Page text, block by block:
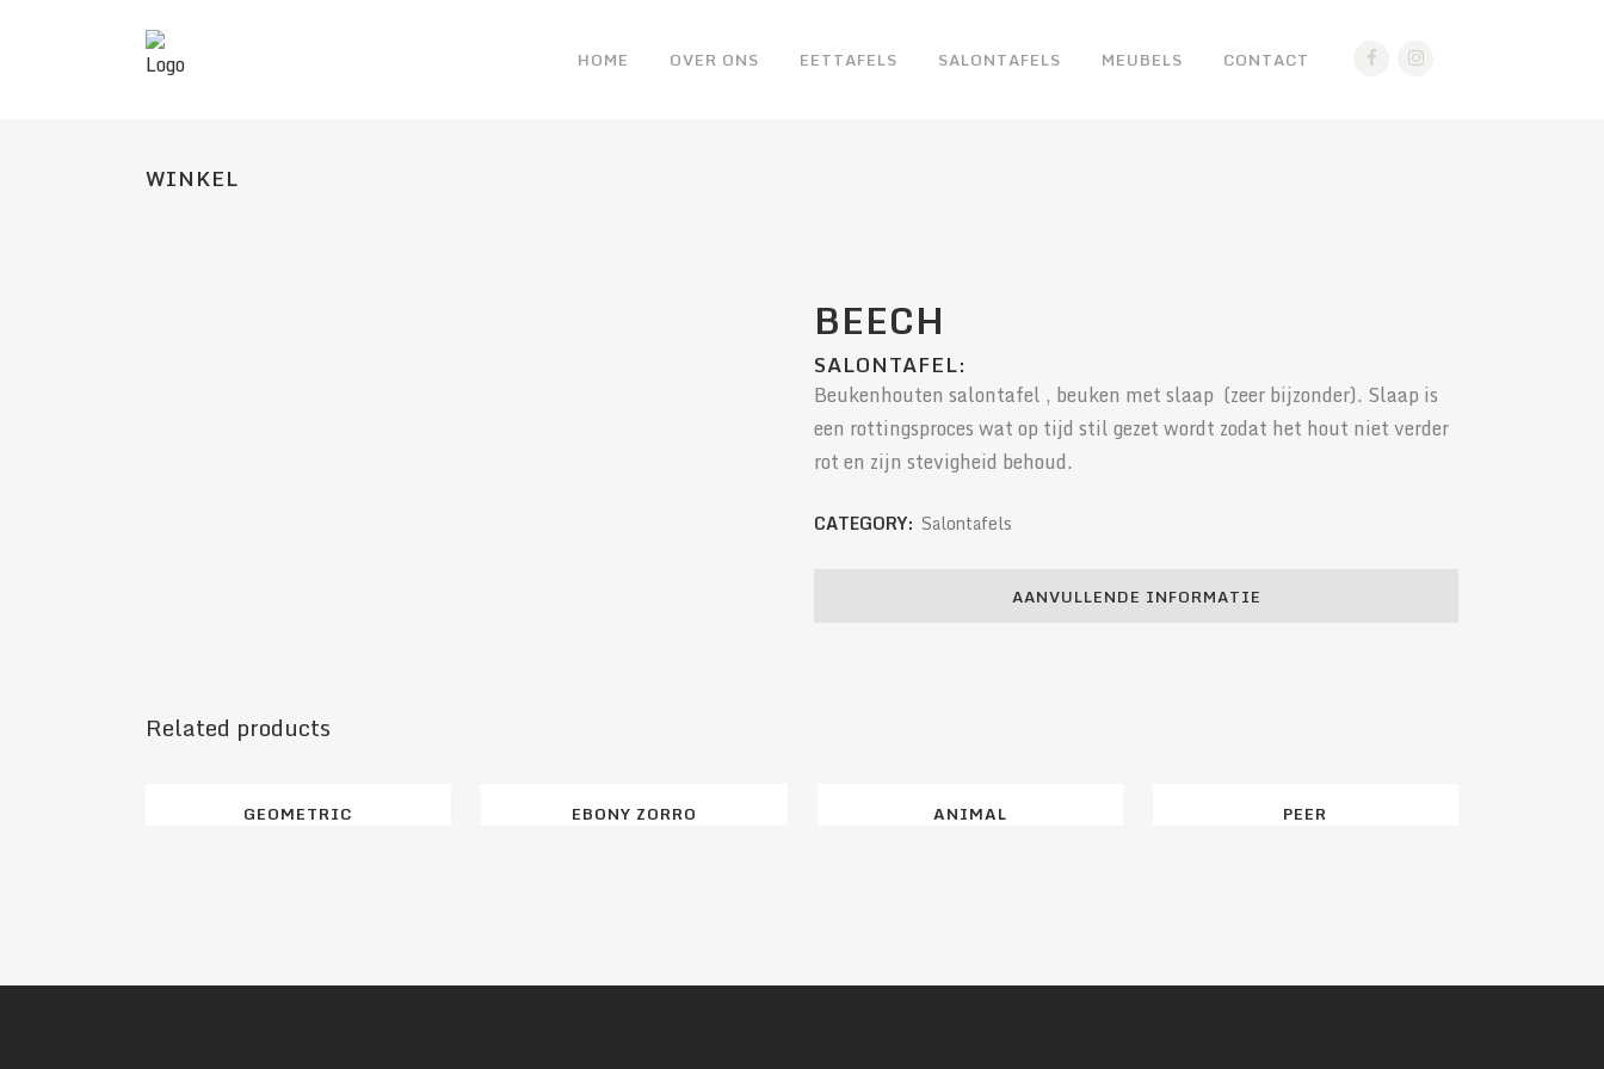
HOME OVER ONS EETTAFELS SALONTAFELS MEUBELS CONTACT
WINKEL
BEECH
SALONTAFEL:
Beukenhouten salontafel , beuken met slaap (zeer bijzonder). Slaap is
een rottingsproces wat op tijd stil gezet wordt zodat het hout niet verder
rot en zijn stevigheid behoud.
CATEGORY: Salontafels
AANVULLENDE INFORMATIE
Related products
GEOMETRIC EBONY ZORRO ANIMAL PEER